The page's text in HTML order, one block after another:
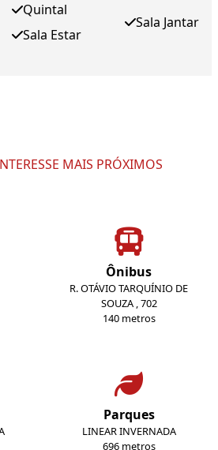
Quintal
Sala Estar
Sala Jantar
MAIS PRÓXIMOS
Ônibus
R. OTÁVIO TARQUÍNIO DE
SOUZA , 702
140 metros
Parques
LINEAR INVERNADA
696 metros